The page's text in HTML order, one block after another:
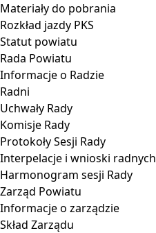
Materiały do pobrania
Rozkład jazdy PKS
Statut powiatu
Rada Powiatu
Informacje o Radzie
Radni
Uchwały Rady
Komisje Rady
Protokoły Sesji Rady
Interpelacje i wnioski radnych
Harmonogram sesji Rady
Zarząd Powiatu
Informacje o zarządzie
Skład Zarządu